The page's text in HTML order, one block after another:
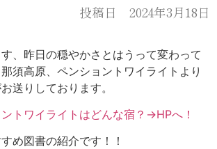
投稿日 2024年3月18日
、昨日の穏やかさとはうって変わって
須高原、ペンショントワイライトより
送りしております。
トワイライトはどんな宿？→HPへ！
め図書の紹介です！！